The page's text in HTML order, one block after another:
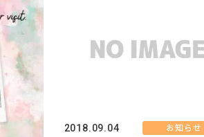
2018.09.04 お知らせ